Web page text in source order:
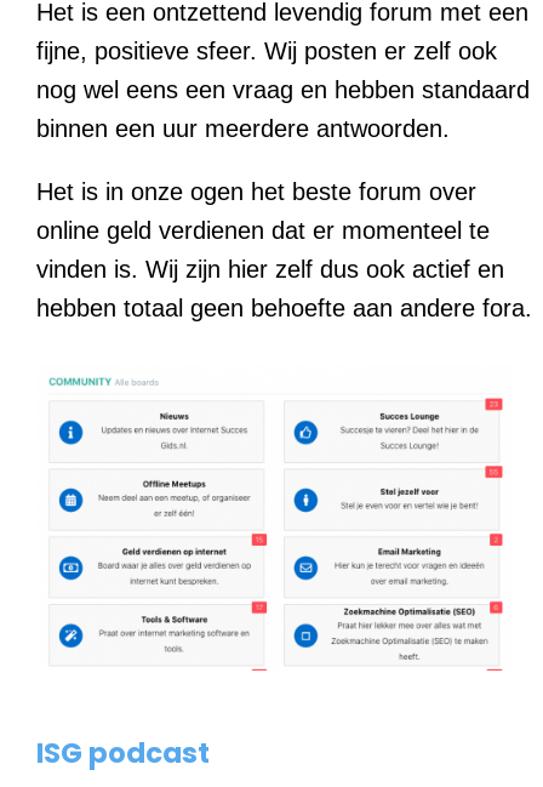
Het is een ontzettend levendig forum met een
fijne, positieve sfeer. Wij posten er zelf ook
nog wel eens een vraag en hebben standaard
binnen een uur meerdere antwoorden.
Het is in onze ogen het beste forum over
online geld verdienen dat er momenteel te
vinden is. Wij zijn hier zelf dus ook actief en
hebben totaal geen behoefte aan andere fora.
ISG podcast